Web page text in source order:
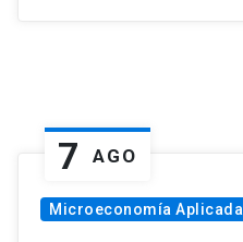
7 AGO
Microeconomía Aplicada